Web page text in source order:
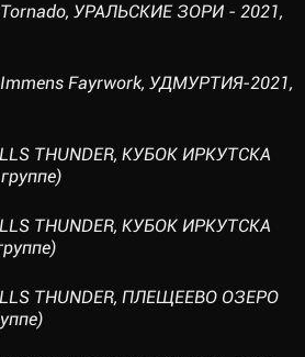
Tornado, УРАЛЬСКИЕ ЗОРИ - 2021,
Fayrwork, УДМУРТИЯ-2021,
THUNDER, КУБОК ИРКУТСКА
THUNDER, КУБОК ИРКУТСКА
THUNDER, ПЛЕЩЕЕВО ОЗЕРО